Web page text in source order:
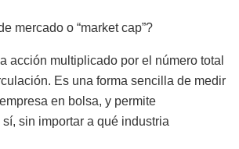
mercado o “market cap”?
acción multiplicado por el número total
Es una forma sencilla de medir
en bolsa, y permite
sin importar a qué industria